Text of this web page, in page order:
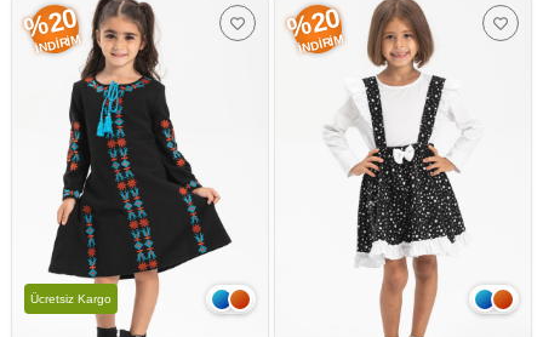
%20
İNDIRIM
Ücretsiz Kargo
%20
İNDIRIM